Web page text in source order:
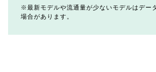
最新モデルや流通量が少ないモデルはデー
場合があります。